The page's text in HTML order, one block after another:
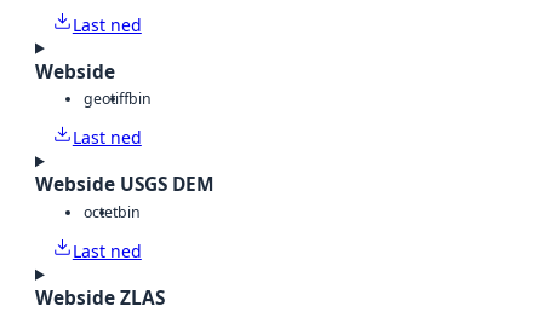
Last ned
Webside
geotiffbin
Last ned
Webside USGS DEM
octetbin
Last ned
Webside ZLAS